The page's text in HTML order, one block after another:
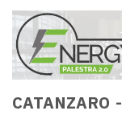
CATANZARO -